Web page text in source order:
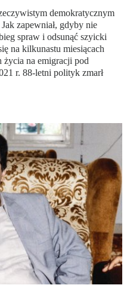
demokratycznym
zapewniał, gdyby nie
spraw i odsunąć szyicki
na kilkunastu miesiącach
na emigracji pod
r. 88-letni polityk zmarł